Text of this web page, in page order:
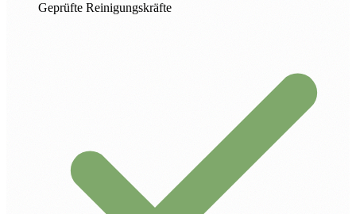
Geprüfte Reinigungskräfte